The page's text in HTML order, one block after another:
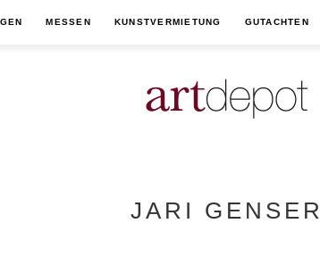
MESSEN KUNSTVERMIETUNG GUTACHTEN
JARI GENSER